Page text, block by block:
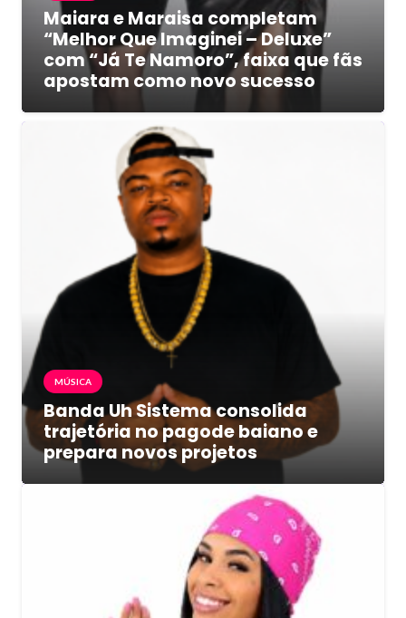
Maiara e Maraisa completam
“Melhor Que Imaginei – Deluxe”
com “Já Te Namoro”, faixa que fãs
apostam como novo sucesso
MÚSICA
Banda Uh Sistema consolida
trajetória no pagode baiano e
prepara novos projetos